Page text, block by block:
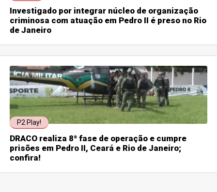
Investigado por integrar núcleo de organização
criminosa com atuação em Pedro II é preso no Rio
de Janeiro
P2 Play!
DRACO realiza 8ª fase de operação e cumpre
prisões em Pedro II, Ceará e Rio de Janeiro;
confira!